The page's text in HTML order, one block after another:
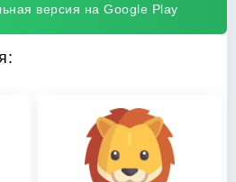
версия на Google Play